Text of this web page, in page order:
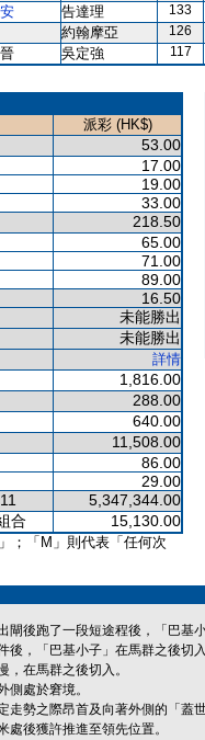
告達理 133
約翰摩亞 126
吳定強 117
派彩 (HK$)
53.00
17.00
19.00
33.00
218.50
65.00
71.00
89.00
16.50
未能勝出
未能勝出
詳情
1,816.00
288.00
640.00
11,508.00
86.00
29.00
5,347,344.00
合 15,130.00
；「M」則代表「任何次
閘後跑了一段短途程後，「巴
後，「巴基小子」在馬群之後切
，在馬群之後切入。
側處於窘境。
勢之際昂首及向著外側的「蓋
處後獲許推進至領先位置。